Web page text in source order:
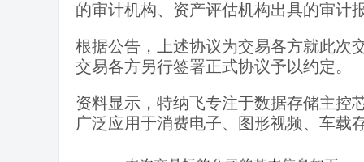
的审计机构、资产评估机构出具的审计
根据公告，上述协议为交易各方就此次
交易各方另行签署正式协议予以约定。
资料显示，特纳飞专注于数据存储主控
广泛应用于消费电子、图形视频、车载